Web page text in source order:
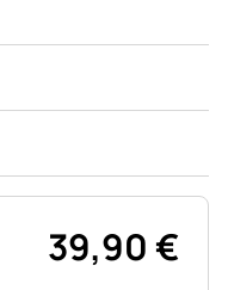
39,90€